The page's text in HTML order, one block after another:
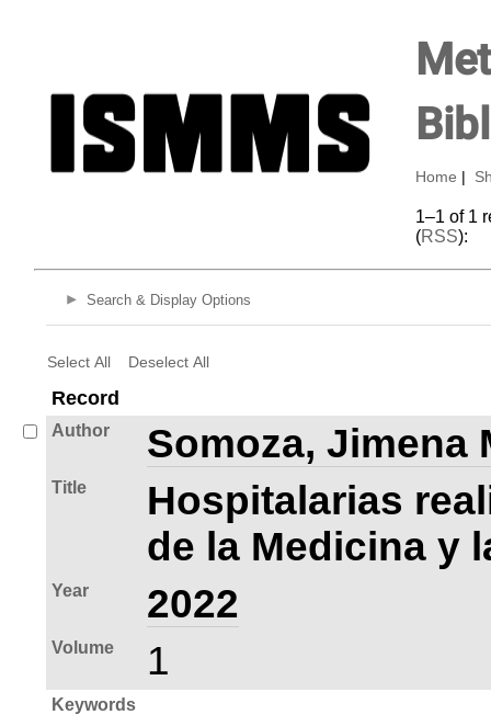
Home
1–1 of 1
(RSS):
Search & Display Options
Select All Deselect All
Record
Author Somoza, Jimena
Title
Hospitalarias
de la Medicina y
Year 2022
Volume 1
Keywords